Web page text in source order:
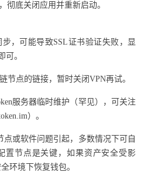
彻底关闭应用并重新启动。
步，可能导致SSL证书验证失败，显
可。
节点的链接，暂时关闭VPN再试。
服务器临时维护（罕见），可关注
）。
点或软件问题引起，多数情况下可自
置节点是关键，如果资产安全受影
环境下恢复钱包。